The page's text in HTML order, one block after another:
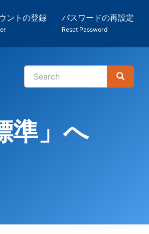
ントの登録 パスワードの再設定
Reset Password
検
Search
Search
準」へ